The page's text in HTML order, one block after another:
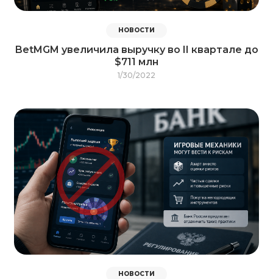
НОВОСТИ
BetMGM увеличила выручку во II квартале до
$711 млн
1/30/2022
НОВОСТИ